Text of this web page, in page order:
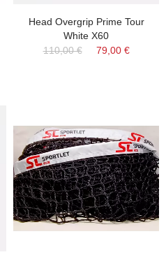
Head Overgrip Prime Tour
White X60
110,00 €
79,00 €